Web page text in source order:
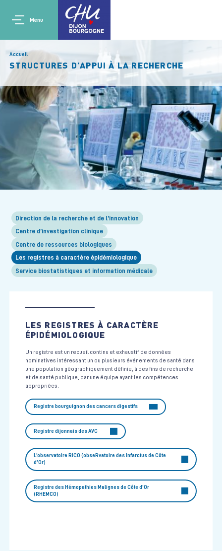
Aller au contenu principal
Main navigation
Menu
Accueil
STRUCTURES D’APPUI À LA RECHERCHE
Direction de la recherche et de l’innovation
Centre d’investigation clinique
Centre de ressources biologiques
Les registres à caractère épidémiologique
Service biostatistiques et information médicale
LES REGISTRES À CARACTÈRE
ÉPIDÉMIOLOGIQUE
Un registre est un recueil continu et exhaustif de données
nominatives intéressant un ou plusieurs événements de santé dans
une population géographiquement définie, à des fins de recherche
et de santé publique, par une équipe ayant les compétences
appropriées.
Registre bourguignon des cancers digestifs
Registre dijonnais des AVC
L’observatoire RICO (obseRvatoire des Infarctus de Côte
d’Or)
Registre des Hémopathies Malignes de Côte d'Or
(RHEMCO)
Panneau de gestion des cookies